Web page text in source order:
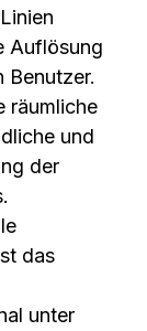
Auflösung
Benutzer.
räumliche
und
der
das
unter